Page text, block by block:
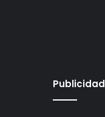
Publicidad